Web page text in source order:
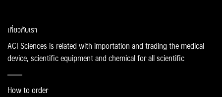
เกี่ยวกับเรา
ACI Sciences is related with importation and trading the medical
device, scientific equipment and chemical for all scientific
How to order